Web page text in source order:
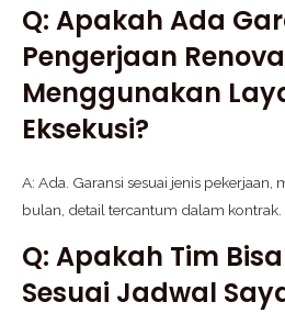
Q: Apakah Ada
Pengerjaan
Menggunakan
Eksekusi?
A: Ada. Garansi sesuai jenis
bulan, detail tercantum dalam kontrak.
Q: Apakah Tim
Sesuai Jadwal